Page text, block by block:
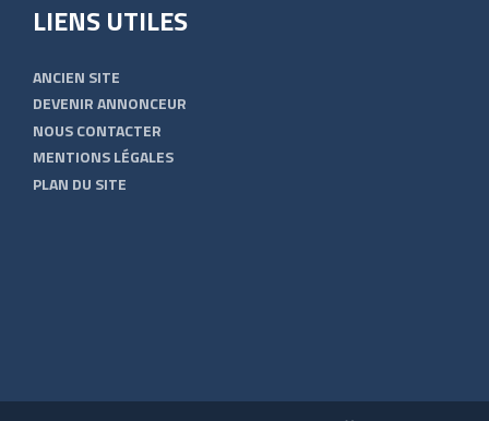
LIENS UTILES
ANCIEN SITE
DEVENIR ANNONCEUR
NOUS CONTACTER
MENTIONS LÉGALES
PLAN DU SITE